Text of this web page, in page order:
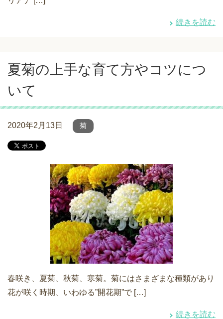
続きを読む
夏菊の上手な育て方やコツにつ
いて
2020年2月13日 菊
春咲き、夏菊、秋菊、寒菊。菊にはさまざまな種類があり
花が咲く時期、いわゆる”開花期”で […]
続きを読む